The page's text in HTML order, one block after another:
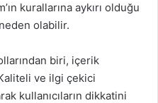
kurallarına aykırı olduğu
olabilir.
biri, içerik
ve ilgi çekici
kullanıcıların dikkatini